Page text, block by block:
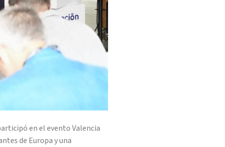
en el evento Valencia
de Europa y una